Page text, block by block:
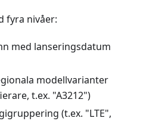
fyra nivåer:
med lanseringsdatum
modellvarianter
t.ex. "A3212")
(t.ex. "LTE",